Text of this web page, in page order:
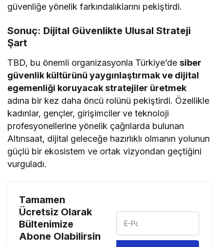
güvenliğe yönelik farkındalıklarını pekiştirdi.
Sonuç: Dijital Güvenlikte Ulusal Strateji
Şart
TBD, bu önemli organizasyonla Türkiye’desiber
güvenlik kültürünü yaygınlaştırmak ve dijital
egemenliği koruyacak stratejiler üretmek
adına bir kez daha öncü rolünü pekiştirdi. Özellikle
kadınlar, gençler, girişimciler ve teknoloji
profesyonellerine yönelik çağrılarda bulunan
Altınsaat, dijital geleceğe hazırlıklı olmanın yolunun
güçlü bir ekosistem ve ortak vizyondan geçtiğini
vurguladı.
Tamamen
Ücretsiz Olarak
Bültenimize
Abone Olabilirsin